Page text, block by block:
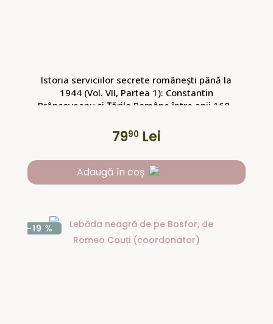
Istoria serviciilor secrete româneşti până la
1944 (Vol. VII, Partea 1): Constantin
Brâncoveanu şi Țările Române între anii 1688
7990 Lei
Adaugă în coș
-19 %